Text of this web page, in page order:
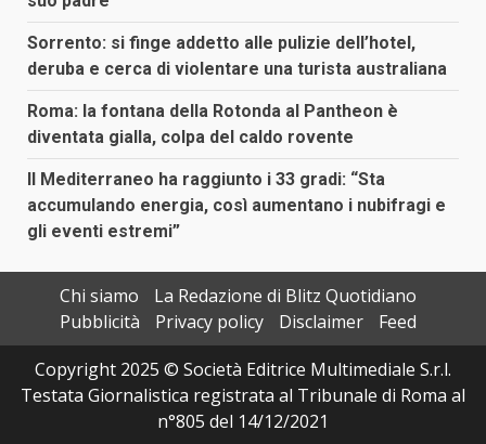
Sorrento: si finge addetto alle pulizie dell’hotel,
deruba e cerca di violentare una turista australiana
Roma: la fontana della Rotonda al Pantheon è
diventata gialla, colpa del caldo rovente
Il Mediterraneo ha raggiunto i 33 gradi: “Sta
accumulando energia, così aumentano i nubifragi e
gli eventi estremi”
Chi siamo
La Redazione di Blitz Quotidiano
Pubblicità
Privacy policy Disclaimer
Feed
Copyright 2025 © Società Editrice Multimediale S.r.l.
Testata Giornalistica registrata al Tribunale di Roma al
n°805 del 14/12/2021